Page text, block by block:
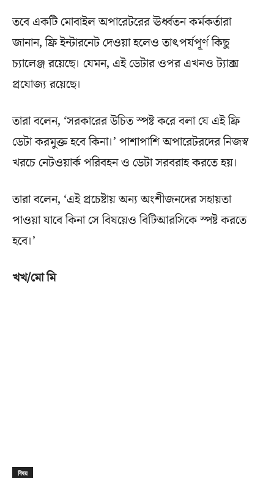
তবে একটি মোবাইল অপারেটরের ঊর্ধ্বতন কর্মকর্তারা
জানান, ফ্রি ইন্টারনেট দেওয়া হলেও তাৎপর্যপূর্ণ কিছু
চ্যালেঞ্জ রয়েছে। যেমন, এই ডেটার ওপর এখনও ট্যাক্স
প্রযোজ্য রয়েছে।
তারা বলেন, ‘সরকারের উচিত স্পষ্ট করে বলা যে এই ফ্রি
ডেটা করমুক্ত হবে কিনা।’ পাশাপাশি অপারেটরদের নিজস্ব
খরচে নেটওয়ার্ক পরিবহন ও ডেটা সরবরাহ করতে হয়।
তারা বলেন, ‘এই প্রচেষ্টায় অন্য অংশীজনদের সহায়তা
পাওয়া যাবে কিনা সে বিষয়েও বিটিআরসিকে স্পষ্ট করতে
হবে।’
খখ/মো মি
বিষয়